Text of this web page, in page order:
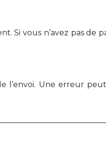
Si vous n’avez pas de
l’envoi. Une erreur